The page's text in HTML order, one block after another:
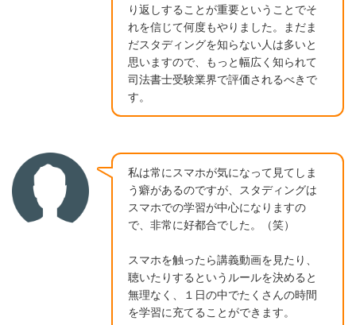
り返しすることが重要ということでそ
れを信じて何度もやりました。まだま
だスタディングを知らない人は多いと
思いますので、もっと幅広く知られて
司法書士受験業界で評価されるべきで
す。
私は常にスマホが気になって見てしま
う癖があるのですが、スタディングは
スマホでの学習が中心になりますの
で、非常に好都合でした。（笑）
スマホを触ったら講義動画を見たり、
聴いたりするというルールを決めると
無理なく、１日の中でたくさんの時間
を学習に充てることができます。